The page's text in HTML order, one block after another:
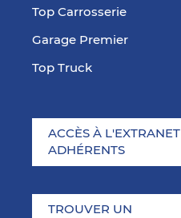
Top Carrosserie
Garage Premier
Top Truck
ACCÈS À L'EXTRANET
ADHÉRENTS
TROUVER UN